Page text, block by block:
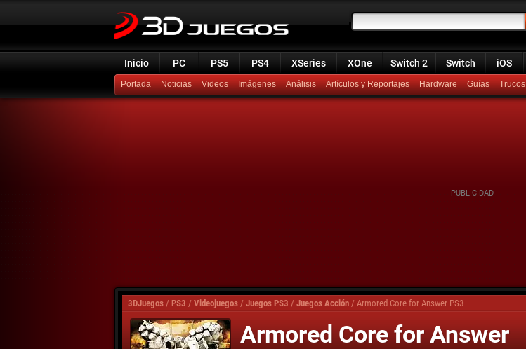
Inicio PC PS5 PS4 XSeries XOne Switch 2 Switch iOS
Portada Noticias Videos Imágenes Análisis Artículos y Reportajes Hardware Guías Trucos
3DJuegos / PS3 / Videojuegos / Juegos PS3 / Juegos Acción / Armored Core for Answer PS3
Armored Core for Answer